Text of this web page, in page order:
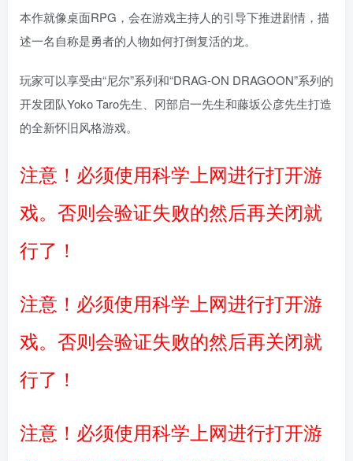
本作就像桌面RPG，会在游戏主持人的引导下推进剧情，描
述一名自称是勇者的人物如何打倒复活的龙。
玩家可以享受由“尼尔”系列和“DRAG-ON DRAGOON”系列的
开发团队Yoko Taro先生、冈部启一先生和藤坂公彦先生打造
的全新怀旧风格游戏。
注意！必须使用科学上网进行打开游
戏。否则会验证失败的然后再关闭就
行了！
注意！必须使用科学上网进行打开游
戏。否则会验证失败的然后再关闭就
行了！
注意！必须使用科学上网进行打开游